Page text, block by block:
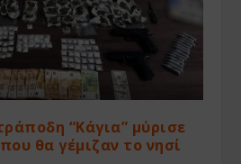
“Κάγια” μύρισε
θα γέμιζαν το νησί